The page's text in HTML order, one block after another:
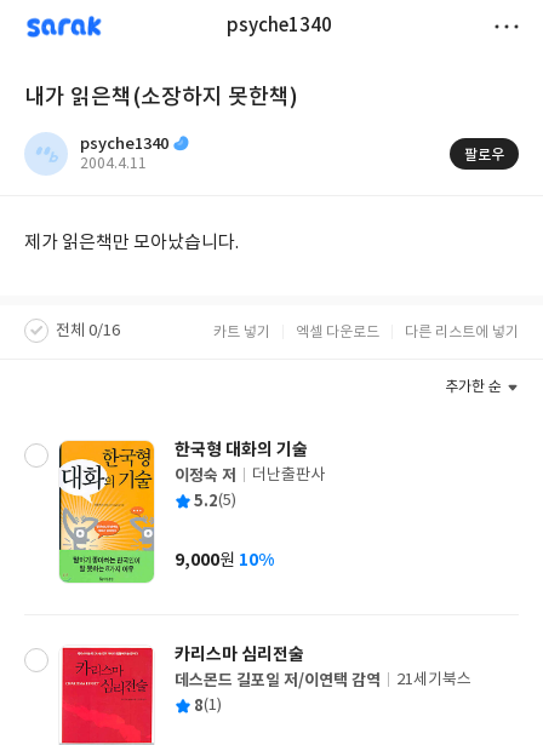
sarak psyche1340
내가 읽은책(소장하지 못한책)
psyche1340
작
2004.4.11
팔로우
제가 읽은책만 모아났습니다.
전체 0/16 카트 넣기 엑셀 다운로드 다른 리스트에 넣기
추가한 순
한국형 대화의 기술
글
쓴
이정숙 저
출
사
더난출판사
평 5.2(5)
가
9,000원 10%
카리스마 심리전술
글
쓴
데스몬드 길포일 저/이연택 감역
출
21세기북스
평 8(1)